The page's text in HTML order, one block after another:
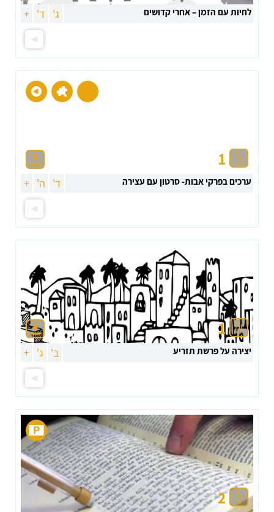
לחיות עם הזמן – אחרי קדושים ג' ד' +
1
ערכים בפרקי אבות- סרטון עם עצירה ד' ה' +
1
יצירה על פרשת תזריע ב' ג' +
2